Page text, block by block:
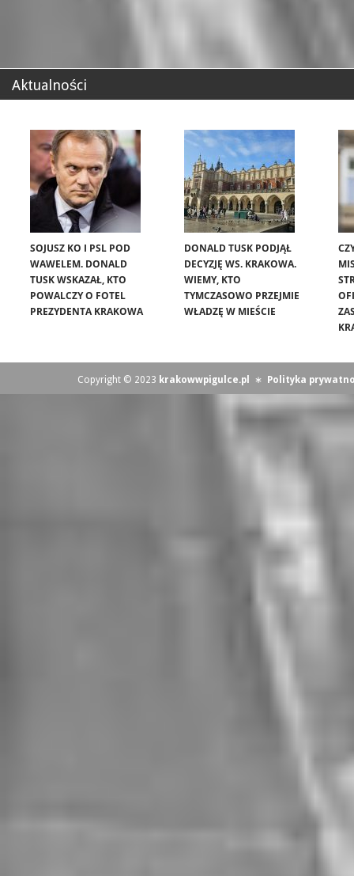
Aktualności
SOJUSZ KO I PSL POD
WAWELEM. DONALD
TUSK WSKAZAŁ, KTO
POWALCZY O FOTEL
PREZYDENTA KRAKOWA
DONALD TUSK PODJĄŁ
DECYZJĘ WS. KRAKOWA.
WIEMY, KTO
TYMCZASOWO PRZEJMIE
WŁADZĘ W MIEŚCIE
Copyright © 2023 krakowwpigulce.pl ∗ Polityka